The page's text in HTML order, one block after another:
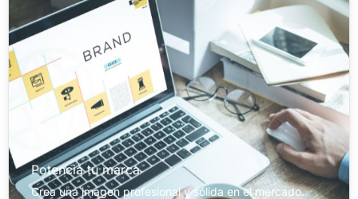
Potencia tu marca
Crea una imagen profesional y sólida en el mercado.